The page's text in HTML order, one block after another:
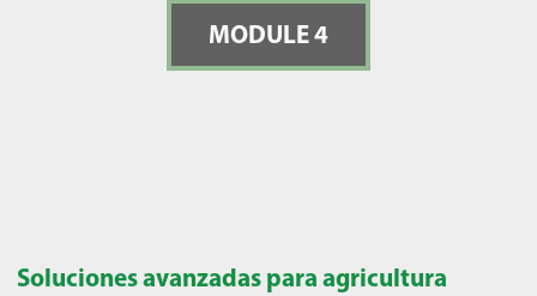
MODULE 4
Soluciones avanzadas para agricultura